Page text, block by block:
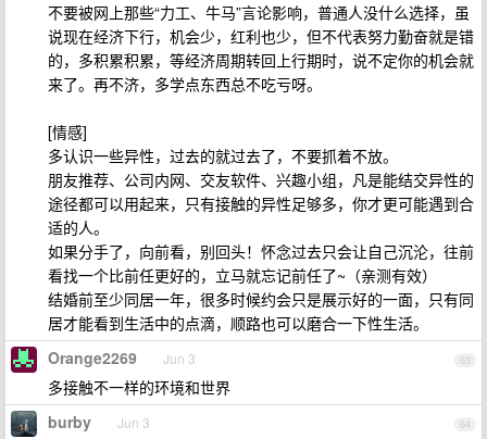
不要被网上那些“力工、牛马”言论影响，普通人没什么选择，虽
说现在经济下行，机会少，红利也少，但不代表努力勤奋就是错
的，多积累积累，等经济周期转回上行期时，说不定你的机会就
来了。再不济，多学点东西总不吃亏呀。
[情感]
多认识一些异性，过去的就过去了，不要抓着不放。
朋友推荐、公司内网、交友软件、兴趣小组，凡是能结交异性的
途径都可以用起来，只有接触的异性足够多，你才更可能遇到合
适的人。
如果分手了，向前看，别回头！怀念过去只会让自己沉沦，往前
看找一个比前任更好的，立马就忘记前任了~（亲测有效）
结婚前至少同居一年，很多时候约会只是展示好的一面，只有同
居才能看到生活中的点滴，顺路也可以磨合一下性生活。
63
Orange2269 Jun 3
多接触不一样的环境和世界
64
burby Jun 3